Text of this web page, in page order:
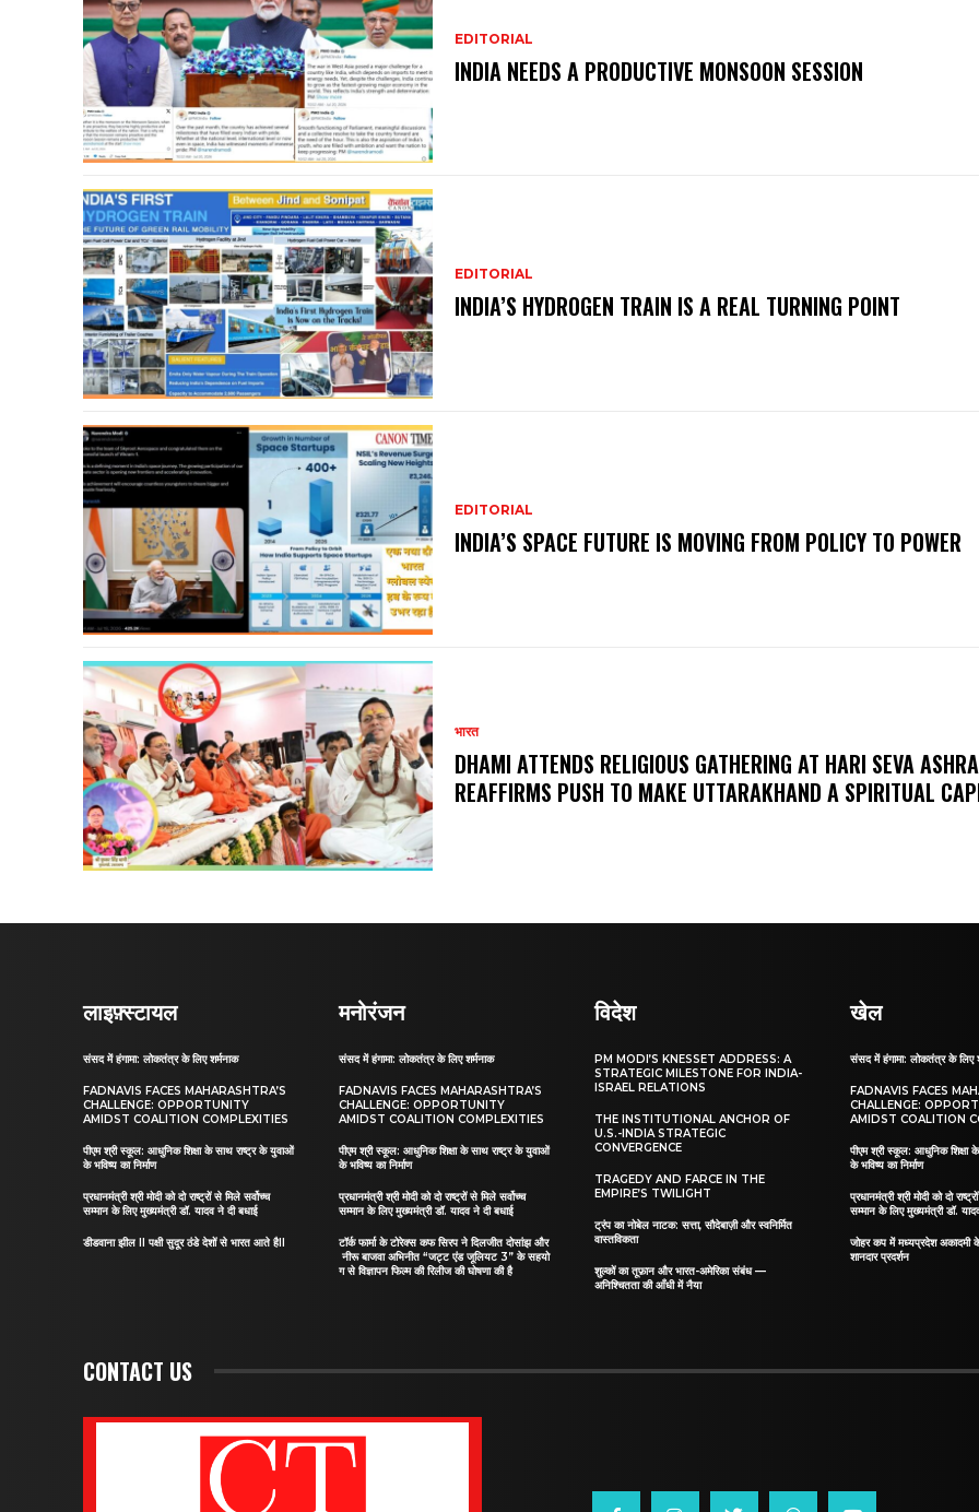
EDITORIAL
INDIA NEEDS A PRODUCTIVE MONSOON SESSION
EDITORIAL
INDIA’S HYDROGEN TRAIN IS A REAL TURNING POINT
EDITORIAL
INDIA’S SPACE FUTURE IS MOVING FROM POLICY TO POWER
भारत
DHAMI ATTENDS RELIGIOUS GATHERING AT HARI SEVA
REAFFIRMS PUSH TO MAKE UTTARAKHAND A SPIRITUAL
लाइफ़्स्टायल
संसद में हंगामा: लोकतंत्र के लिए शर्मनाक
FADNAVIS FACES MAHARASHTRA’S
CHALLENGE: OPPORTUNITY
AMIDST COALITION COMPLEXITIES
पीएम श्री स्कूल: आधुनिक शिक्षा के साथ राष्ट्र के युवाओं
के भविष्य का निर्माण
प्रधानमंत्री श्री मोदी को दो राष्ट्रों से मिले सर्वोच्च
सम्मान के लिए मुख्यमंत्री डॉ. यादव ने दी बधाई
डीडवाना झील II पक्षी सुदूर ठंडे देशों से भारत आते हैII
मनोरंजन
संसद में हंगामा: लोकतंत्र के लिए शर्मनाक
FADNAVIS FACES MAHARASHTRA’S
CHALLENGE: OPPORTUNITY
AMIDST COALITION COMPLEXITIES
पीएम श्री स्कूल: आधुनिक शिक्षा के साथ राष्ट्र के युवाओं
के भविष्य का निर्माण
प्रधानमंत्री श्री मोदी को दो राष्ट्रों से मिले सर्वोच्च
सम्मान के लिए मुख्यमंत्री डॉ. यादव ने दी बधाई
टॉर्क फार्मा के टोरेक्स कफ सिरप ने दिलजीत दोसांझ और
नीरू बाजवा अभिनीत “जट्ट एंड जूलियट 3” के सहयो
ग से विज्ञापन फिल्म की रिलीज की घोषणा की है
विदेश
PM MODI’S KNESSET ADDRESS: A
STRATEGIC MILESTONE FOR INDIA-
ISRAEL RELATIONS
THE INSTITUTIONAL ANCHOR OF
U.S.-INDIA STRATEGIC
CONVERGENCE
TRAGEDY AND FARCE IN THE
EMPIRE’S TWILIGHT
ट्रंप का नोबेल नाटक: सत्ता, सौदेबाज़ी और स्वनिर्मित
वास्तविकता
शुल्कों का तूफ़ान और भारत-अमेरिका संबंध —
अनिश्चितता की आँधी में नैया
खेल
संसद में हंगामा: लोकतंत्र के लिए
FADNAVIS FACES
CHALLENGE:
AMIDST COALITION
पीएम श्री स्कूल: आधुनिक शिक्षा
के भविष्य का निर्माण
प्रधानमंत्री श्री मोदी को दो
सम्मान के लिए मुख्यमंत्री डॉ.
जोहर कप में मध्यप्रदेश अकादमी
शानदार प्रदर्शन
CONTACT US